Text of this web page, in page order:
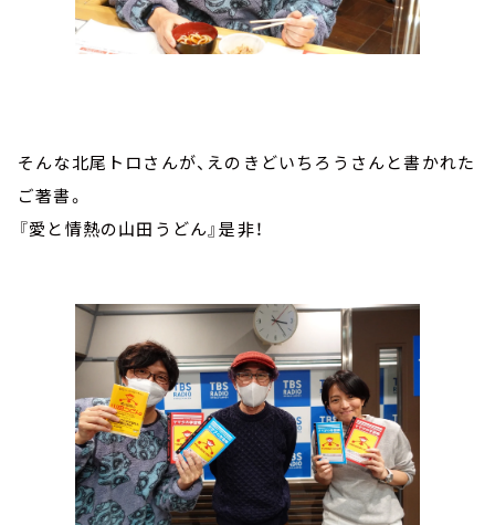
そんな北尾トロさんが、えのきどいちろうさんと書かれた
ご著書。
『愛と情熱の山田うどん』是非！